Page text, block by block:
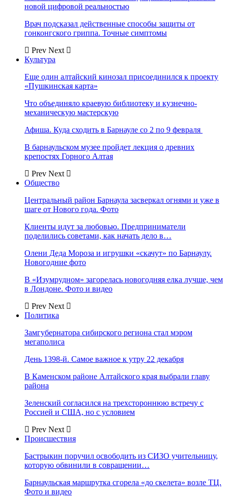
новой цифровой реальностью
Врач подсказал действенные способы защиты от
гонконгского гриппа. Точные симптомы
Prev Next
Культура
Еще один алтайский кинозал присоединился к проекту
«Пушкинская карта»
Что объединяло краевую библиотеку и кузнечно-
механическую мастерскую
Афиша. Куда сходить в Барнауле со 2 по 9 февраля
В барнаульском музее пройдет лекция о древних
крепостях Горного Алтая
Prev Next
Общество
Центральный район Барнаула засверкал огнями и уже в
шаге от Нового года. Фото
Клиенты идут за любовью. Предприниматели
поделились советами, как начать дело в…
Олени Деда Мороза и игрушки «скачут» по Барнаулу.
Новогодние фото
В «Изумрудном» загорелась новогодняя елка лучше, чем
в Лондоне. Фото и видео
Prev Next
Политика
Замгубернатора сибирского региона стал мэром
мегаполиса
День 1398-й. Самое важное к утру 22 декабря
В Каменском районе Алтайского края выбрали главу
района
Зеленский согласился на трехстороннюю встречу с
Россией и США, но с условием
Prev Next
Происшествия
Бастрыкин поручил освободить из СИЗО учительницу,
которую обвинили в совращении…
Барнаульская маршрутка сгорела «до скелета» возле ТЦ.
Фото и видео